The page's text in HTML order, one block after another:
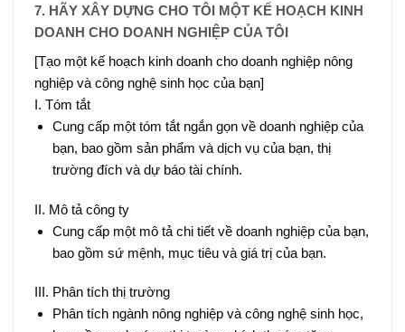
7. HÃY XÂY DỰNG CHO TÔI MỘT KẾ HOẠCH KINH
DOANH CHO DOANH NGHIỆP CỦA TÔI
[Tạo một kế hoạch kinh doanh cho doanh nghiệp nông
nghiệp và công nghệ sinh học của bạn]
I. Tóm tắt
Cung cấp một tóm tắt ngắn gọn về doanh nghiệp của
bạn, bao gồm sản phẩm và dịch vụ của bạn, thị
trường đích và dự báo tài chính.
II. Mô tả công ty
Cung cấp một mô tả chi tiết về doanh nghiệp của bạn,
bao gồm sứ mệnh, mục tiêu và giá trị của bạn.
III. Phân tích thị trường
Phân tích ngành nông nghiệp và công nghệ sinh học,